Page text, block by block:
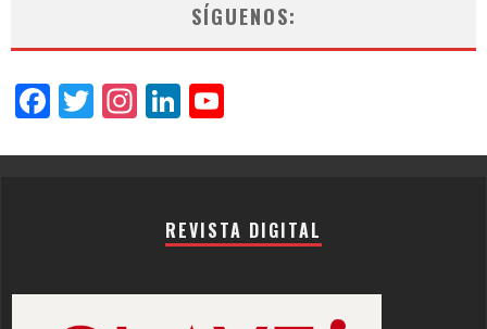
SÍGUENOS:
Facebook
Twitter
Instagram
LinkedIn
REVISTA DIGITAL